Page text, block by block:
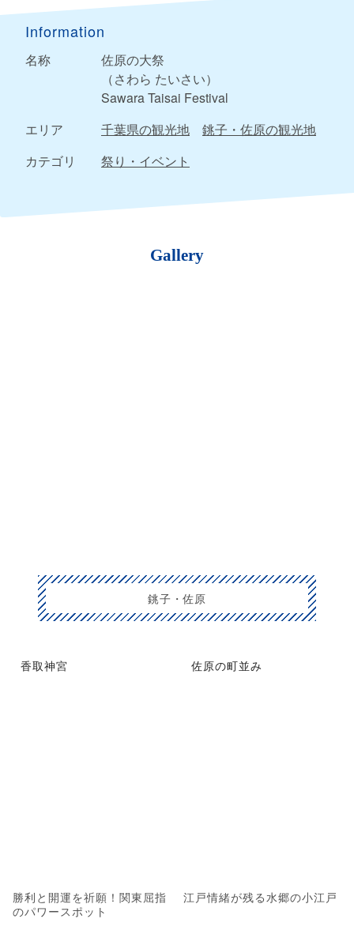
Information
名称
佐原の大祭
（さわら たいさい）
Sawara Taisai Festival
エリア
千葉県の観光地
銚子・佐原の観光地
カテゴリ
祭り・イベント
Gallery
銚子・佐原
香取神宮
勝利と開運を祈願！関東屈指
のパワースポット
佐原の町並み
江戸情緒が残る水郷の小江戸